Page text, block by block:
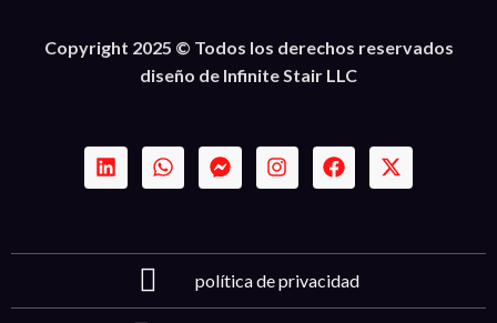
Copyright 2025 © Todos los derechos reservados
diseño de Infinite Stair LLC
política de privacidad